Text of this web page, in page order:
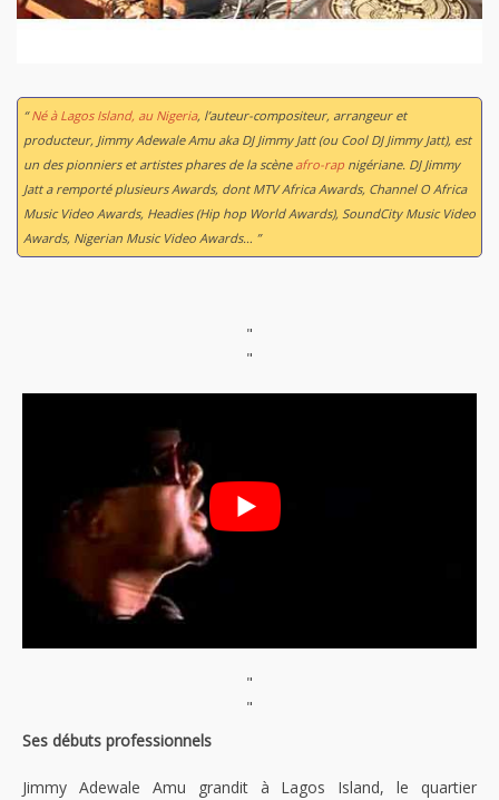
“Né à Lagos Island, au Nigeria, l’auteur-compositeur, arrangeur et
producteur, Jimmy Adewale Amu aka DJ Jimmy Jatt (ou Cool DJ Jimmy Jatt), est
un des pionniers et artistes phares de la scène afro-rap nigériane. DJ Jimmy
Jatt a remporté plusieurs Awards, dont MTV Africa Awards, Channel O Africa
Music Video Awards, Headies (Hip hop World Awards), SoundCity Music Video
Awards, Nigerian Music Video Awards… ”
"
"
"
"
Ses débuts professionnels
Jimmy Adewale Amu grandit à Lagos Island, le quartier